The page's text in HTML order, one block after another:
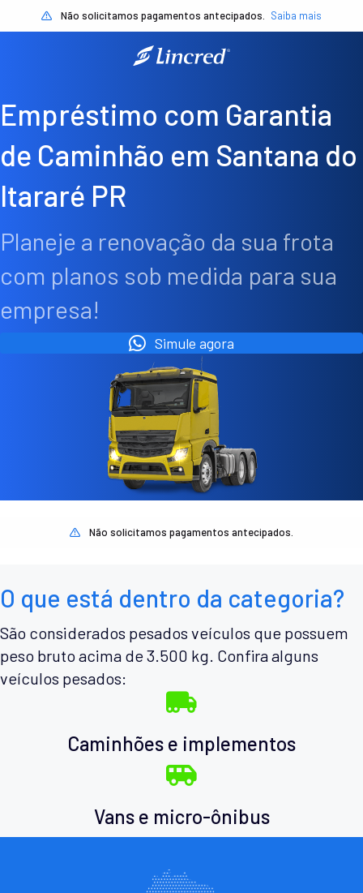
Não solicitamos pagamentos antecipados. Saiba mais
Empréstimo com Garantia
de Caminhão em Santana do
Itararé PR
Planeje a renovação da sua frota
com planos sob medida para sua
empresa!
Simule agora
Não solicitamos pagamentos antecipados.
O que está dentro da categoria?
São considerados pesados veículos que possuem
peso bruto acima de 3.500 kg. Confira alguns
veículos pesados:
Caminhões e implementos
Vans e micro-ônibus